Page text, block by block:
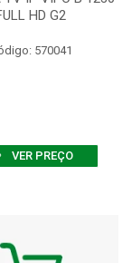
HD G2
570041
VER PREÇO